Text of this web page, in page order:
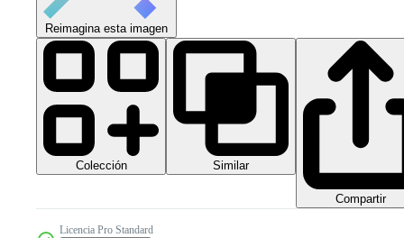
Reimagina esta imagen
Colección Similar
Compartir
Licencia Pro Standard